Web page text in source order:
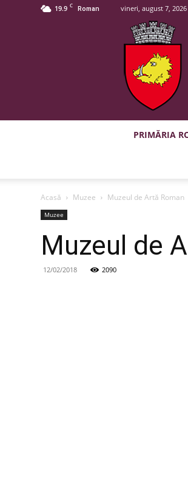
19.9 C Roman vineri, august 7, 2026
PRIMĂRIA
Acasă Muzee Muzeul de Artă Roman
Muzee
Muzeul de
12/02/2018 2090